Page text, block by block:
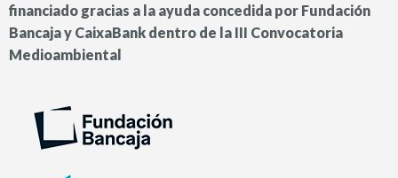
financiado gracias a la ayuda concedida por Fundación
Bancaja y CaixaBank dentro de la III Convocatoria
Medioambiental